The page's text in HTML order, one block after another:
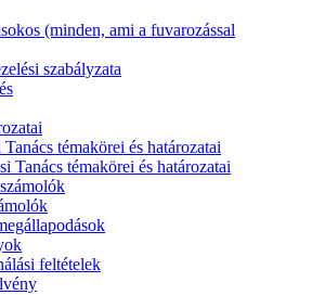
(minden, ami a fuvarozással
szabályzata
témakörei és határozatai
Tanács témakörei és határozatai
feltételek